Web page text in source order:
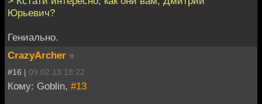
Юрьевич?
Гениально.
CrazyArcher »
#16 | 09.02.13 18:22
Кому: Goblin, #13